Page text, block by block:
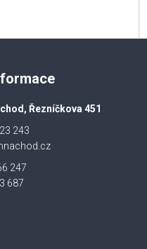
Řezníčkova 451
243
247
687